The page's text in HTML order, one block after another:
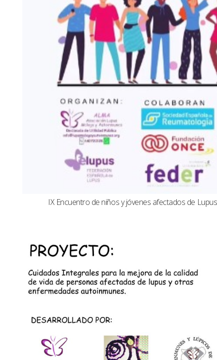
IX Encuentro de niños y jóvenes afectados de